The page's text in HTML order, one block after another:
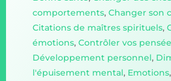
comportements, Changer son
Citations de maîtres spirituels,
émotions, Contrôler vos
Développement personnel,
l'épuisement mental, Emotions,